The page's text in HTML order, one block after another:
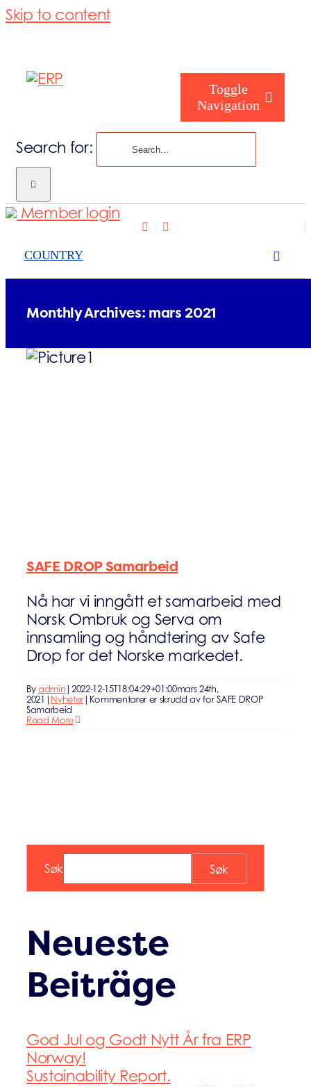
Skip to content
Toggle
Navigation
Search for:
COUNTRY
Member login
Monthly Archives: mars 2021
SAFE DROP Samarbeid
Nyheter
SAFE DROP Samarbeid
Nå har vi inngått et samarbeid med
Norsk Ombruk og Serva om
innsamling og håndtering av Safe
Drop for det Norske markedet.
Byadmin |2022-12-15T18:04:29+01:00mars 24th,
2021 | Nyheter | Kommentarer er skrudd avfor SAFE DROP
Samarbeid
Read More
Søk Søk
Neueste
Beiträge
God Jul og Godt Nytt År fra ERP
Norway!
Sustainability Report.